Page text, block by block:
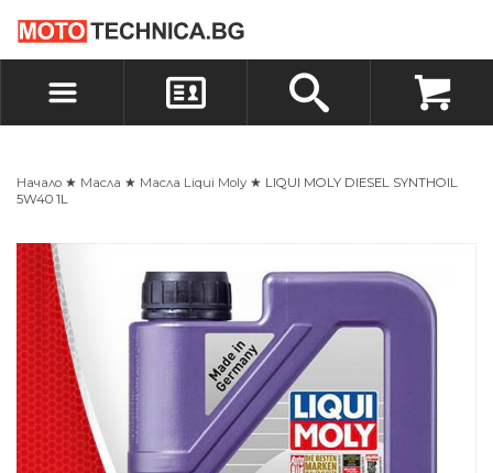
ВХОД
БЪРЗА ПОРЪЧКА ПОРЪЧКА
Начало ★ Масла ★ Масла Liqui Moly ★ LIQUI MOLY DIESEL SYNTHOIL
5W40 1L